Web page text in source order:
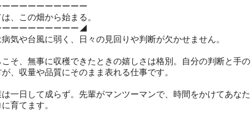
ーーーーーーーーー
、この畑から始まる。
ーーーーーーーーー◢
気や台風に弱く、日々の見回りや判断が欠かせません。
こそ、無事に収穫できたときの嬉しさは格別。自分の判断と手の
、収量や品質にそのまま表れる仕事です。
一日して成らず。先輩がマンツーマンで、時間をかけてあなた
育てます。